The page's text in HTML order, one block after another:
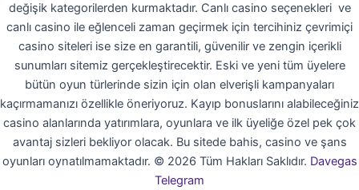
değişik kategorilerden kurmaktadır. Canlı casino seçenekleri ve
canlı casino ile eğlenceli zaman geçirmek için tercihiniz çevrimiçi
casino siteleri ise size en garantili, güvenilir ve zengin içerikli
sunumları sitemiz gerçekleştirecektir. Eski ve yeni tüm üyelere
bütün oyun türlerinde sizin için olan elverişli kampanyaları
kaçırmamanızı özellikle öneriyoruz. Kayıp bonuslarını alabileceğiniz
casino alanlarında yatırımlara, oyunlara ve ilk üyeliğe özel pek çok
avantaj sizleri bekliyor olacak. Bu sitede bahis, casino ve şans
oyunları oynatılmamaktadır. © 2026 Tüm Hakları Saklıdır. Davegas
Telegram